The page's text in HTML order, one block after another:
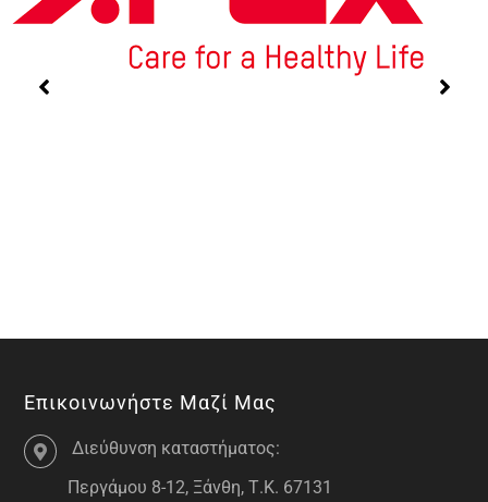
Επικοινωνήστε Μαζί Μας
Διεύθυνση καταστήματος:
Περγάμου 8-12, Ξάνθη, Τ.Κ. 67131